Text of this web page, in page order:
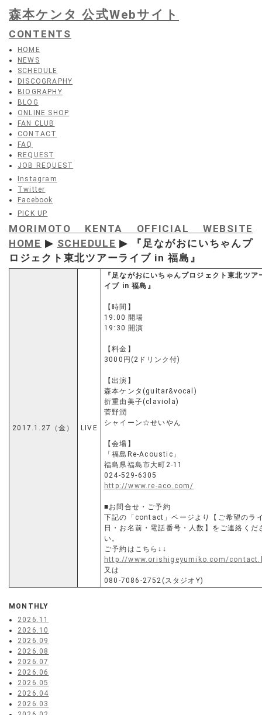
森本ケンタ 公式Webサイト
CONTENTS
HOME
NEWS
SCHEDULE
DISCOGRAPHY
BIOGRAPHY
BLOG
ONLINE SHOP
FAN CLUB
CONTACT
FAQ
REQUEST
JOB REQUEST
Instagram
Twitter
Facebook
PICK UP
MORIMOTO KENTA OFFICIAL WEBSITE
HOME ▶ SCHEDULE ▶ 『足ながおにいちゃんプ
ロジェクト東北ツアーライブ in 福島』
2017.1.27（金） LIVE
『足ながおにいちゃんプロジェクト東北ツア
イブ in 福島』
【時間】
19:00 開場
19:30 開演
【料金】
3000円(2ドリンク付)
【出演】
森本ケンタ(guitar&vocal)
折重由美子(claviola)
菅野潤
シャイーン☆せいやん
【会場】
「福島Re-Acoustic」
福島県福島市大町2-11
024-529-6305
http://www.re-aco.com/
■お問合せ・ご予約
下記の「contact」ページより【ご希望のラ
日・お名前・電話番号・人数】をご連絡くだ
い。
ご予約はこちら↓↓
http://www.orishigeyumiko.com/
又は
080-7086-2752(スタジオY)
MONTHLY
2026.11
2026.10
2026.09
2026.08
2026.07
2026.06
2026.05
2026.04
2026.03